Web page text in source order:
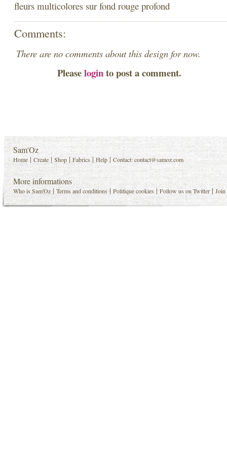
fleurs multicolores sur fond rouge profond
Comments:
There are no comments about this design for now.
Pleaseloginto post a comment.
Sam'Oz
Home |Create |Shop |Fabrics |Help |Contact:contact@samoz.com
More informations
Who is Sam'Oz |Terms and conditions |Politique cookies |Follow us on Twitter |Join